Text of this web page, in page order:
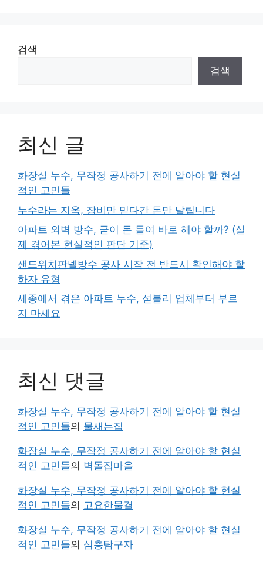
검색
검색
최신 글
화장실 누수, 무작정 공사하기 전에 알아야 할 현실
적인 고민들
누수라는 지옥, 장비만 믿다간 돈만 날립니다
아파트 외벽 방수, 굳이 돈 들여 바로 해야 할까? (실
제 겪어본 현실적인 판단 기준)
샌드위치판넬방수 공사 시작 전 반드시 확인해야 할
하자 유형
세종에서 겪은 아파트 누수, 섣불리 업체부터 부르
지 마세요
최신 댓글
화장실 누수, 무작정 공사하기 전에 알아야 할 현실
적인 고민들의 물새는집
화장실 누수, 무작정 공사하기 전에 알아야 할 현실
적인 고민들의 벽돌집마을
화장실 누수, 무작정 공사하기 전에 알아야 할 현실
적인 고민들의 고요한물결
화장실 누수, 무작정 공사하기 전에 알아야 할 현실
적인 고민들의 심층탐구자